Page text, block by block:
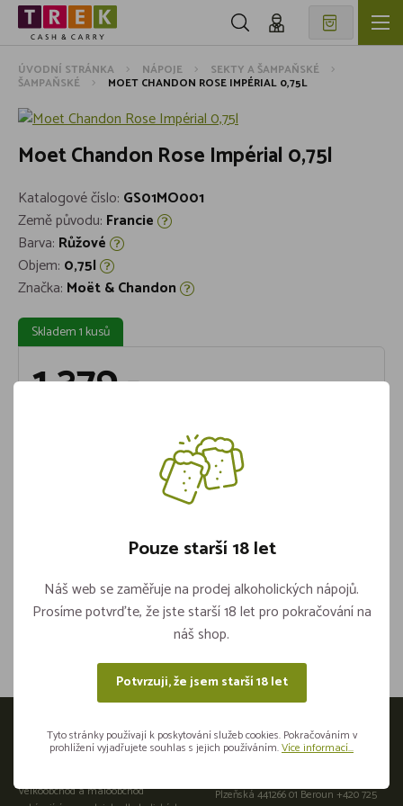
ÚVODNÍ STRÁNKA NÁPOJE SEKTY A ŠAMPAŇSKÉ
ŠAMPAŇSKÉ MOET CHANDON ROSE IMPÉRIAL 0,75L
Moet Chandon Rose Impérial 0,75l
Katalogové číslo: GS01MO001
Země původu: Francie
Barva: Růžové
Objem: 0,75l
Značka: Moët & Chandon
Skladem 1 kusů
1 379,-
Vložit do košíku
Sdílejte na sítích
Velkoobchod a maloobchod
Otevírací doba
Plzeňská 441266 01 Beroun +420 725
Pouze starší 18 let
Náš web se zaměřuje na prodej alkoholických nápojů.
Prosíme potvrďte, že jste starší 18 let pro pokračování na
náš shop.
Potvrzuji, že jsem starší 18 let
Tyto stránky používají k poskytování služeb cookies. Pokračováním v
prohlížení vyjadřujete souhlas s jejich používáním.Více informací...